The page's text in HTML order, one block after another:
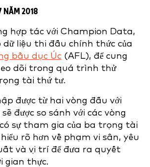
NĂM 2018
hợp tác với Champion Data,
dữ liệu thi đấu chính thức của
bầu dục Úc (AFL), để cung
dõi trong quá trình thử
tài thứ tư.
được từ hai vòng đấu với
được so sánh với các vòng
sự tham gia của ba trọng tài
rõ hơn về phạm vi sân, yêu
và vị trí để đưa ra quyết
gian thực.